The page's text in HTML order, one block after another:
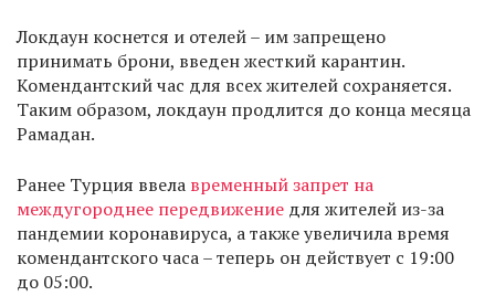
Локдаун коснется и отелей – им запрещено
принимать брони, введен жесткий карантин.
Комендантский час для всех жителей сохраняется.
Таким образом, локдаун продлится до конца месяца
Рамадан.
Ранее Турция ввела временный запрет на
междугороднее передвижение для жителей из-за
пандемии коронавируса, а также увеличила время
комендантского часа – теперь он действует с 19:00
до 05:00.